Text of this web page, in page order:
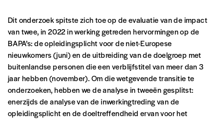
Dit onderzoek spitste zich toe op de evaluatie van de impact
van twee, in 2022 in werking getreden hervormingen op de
BAPA’s: de opleidingsplicht voor de niet-Europese
nieuwkomers (juni) en de uitbreiding van de doelgroep met
buitenlandse personen die een verblijfstitel van meer dan 3
jaar hebben (november). Om die wetgevende transitie te
onderzoeken, hebben we de analyse in tweeën gesplitst:
enerzijds de analyse van de inwerkingtreding van de
opleidingsplicht en de doeltreffendheid ervan voor het